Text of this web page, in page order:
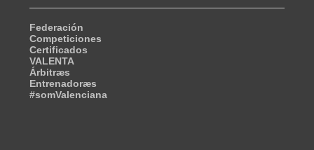
Federación
Competiciones
Certificados
VALENTA
Árbitræs
Entrenadoræs
#somValenciana